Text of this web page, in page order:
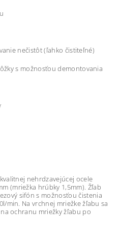
nečistôt (ľahko čistiteľné)
s možnosťou demontovania
nehrdzavejúcej ocele
(mriežka hrúbky 1,5mm). Žľab
sifón s možnosťou čistenia
min. Na vrchnej mriežke žľabu sa
ochranu mriežky žľabu po